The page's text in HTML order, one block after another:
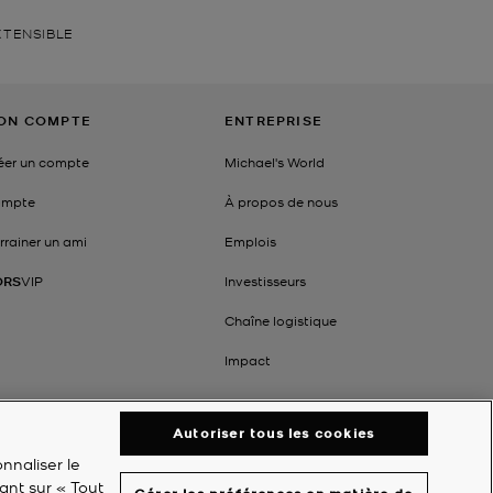
COMPTE
un compte
un ami
VIP
ENTREPRISE
Michael's World
À propos de nous
Emplois
Investisseurs
Chaîne logistique
Impact
le
sur « Tout
Autoriser tous les cookies